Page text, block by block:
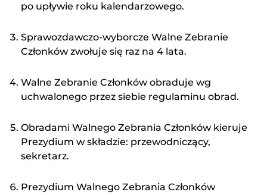
po upływie roku kalendarzowego.
Sprawozdawczo-wyborcze Walne Zebranie
Członków zwołuje się raz na 4 lata.
Walne Zebranie Członków obraduje wg
uchwalonego przez siebie regulaminu obrad.
Obradami Walnego Zebrania Członków kieruje
Prezydium w składzie: przewodniczący,
sekretarz.
Prezydium Walnego Zebrania Członków